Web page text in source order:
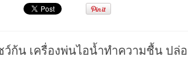
ว์ก้น เครื่องพ่นไอน้ำทำความชื้น ปล่